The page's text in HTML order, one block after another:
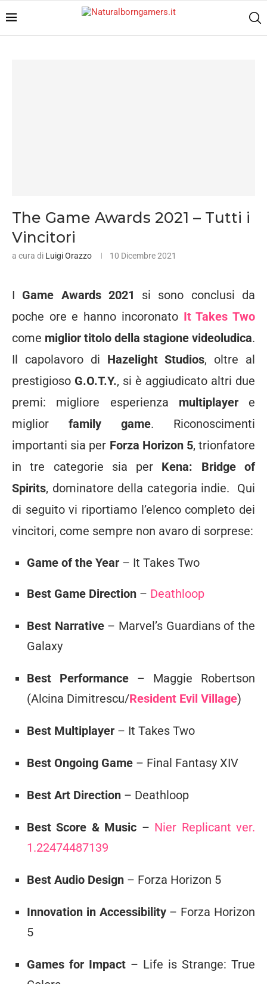
The Game Awards 2021 – Tutti i
Vincitori
a cura di Luigi Orazzo 10 Dicembre 2021
I Game Awards 2021
si sono conclusi da
poche ore e hanno incoronato It Takes Two
come miglior titolo della stagione videoludica.
Il capolavoro di Hazelight Studios, oltre al
prestigioso G.O.T.Y., si è aggiudicato altri due
premi: migliore esperienza multiplayere
miglior family game. Riconoscimenti
importanti sia per Forza Horizon 5, trionfatore
in tre categorie sia per Kena: Bridge of
Spirits, dominatore della categoria indie. Qui
di seguito vi riportiamo l’elenco completo dei
vincitori, come sempre non avaro di sorprese:
Game of the Year – It Takes Two
Best Game Direction – Deathloop
Best Narrative– Marvel’s Guardians of the
Galaxy
Best Performance – Maggie Robertson
(Alcina Dimitrescu/Resident Evil Village)
Best Multiplayer – It Takes Two
Best Ongoing Game – Final Fantasy XIV
Best Art Direction – Deathloop
Best Score & Music – Nier Replicant ver.
1.22474487139
Best Audio Design – Forza Horizon 5
Innovation in Accessibility– Forza Horizon
5
Games for Impact – Life is Strange: True